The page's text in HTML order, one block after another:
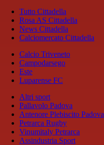
Tutto Cittadella
Rosa AS Cittadella
News Cittadella
Calciomercato Cittadella
Calcio Triveneto
Campodarsego
Este
Luparense FC
Altri sport
Pallavolo Padova
Antenore Plebiscito Padova
Petrarca Rugby
Vinumitaly Petrarca
Assindustria Sport